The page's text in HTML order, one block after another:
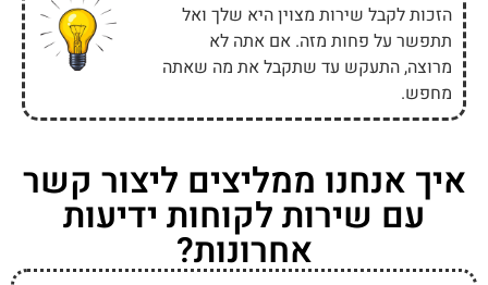
הזכות לקבל שירות מצוין היא שלך ואל
תתפשר על פחות מזה. אם אתה לא
מרוצה, התעקש עד שתקבל את מה שאתה
מחפש.
איך אנחנו ממליצים ליצור קשר
עם שירות לקוחות ידיעות
אחרונות?